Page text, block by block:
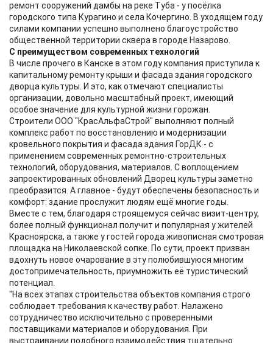
ремонт сооружений дамбы на реке Туба - у посёлка
городского типа Курагино и села Кочергино. В уходящем году
силами компании успешно выполнено благоустройство
общественной территории сквера в городе Назарово.
С преимуществом современных технологий
В числе прочего в Канске в этом году компания приступила к
капитальному ремонту крыши и фасада здания городского
дворца культуры. И это, как отмечают специалисты
организации, довольно масштабный проект, имеющий
особое значение для культурной жизни горожан.
Строители ООО "КрасАльфаСтрой" выполняют полный
комплекс работ по восстановлению и модернизации
кровельного покрытия и фасада здания ГорДК - с
применением современных ремонтно-строительных
технологий, оборудования, материалов. С воплощением
запроектированных обновлений Дворец культуры заметно
преобразится. А главное - будут обеспечены безопасность и
комфорт: здание прослужит людям ещё многие годы.
Вместе с тем, благодаря строящемуся сейчас визит-центру,
более полный функционал получит и популярная у жителей
Красноярска, а также у гостей города живописная смотровая
площадка на Николаевской сопке. По сути, проект призван
вдохнуть новое очарование в эту полюбившуюся многим
достопримечательность, приумножить её туристический
потенциал.
"На всех этапах строительства объектов компания строго
соблюдает требования к качеству работ. Налажено
сотрудничество исключительно с проверенными
поставщиками материалов и оборудования. При
выстраивании подобного взаимодействия тщательно